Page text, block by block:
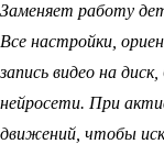
Заменяет работу
Все настройки,
запись видео на
нейросети. При
движений, чтобы